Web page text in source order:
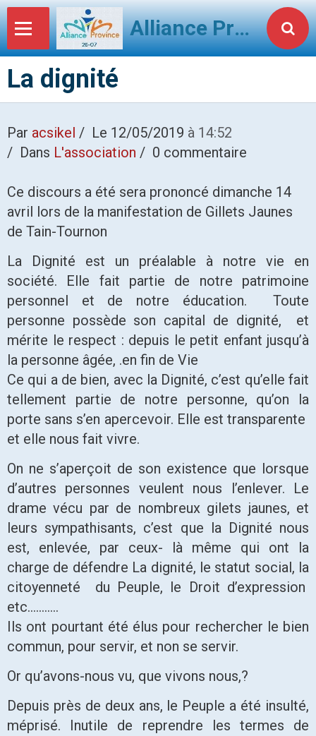
Alliance Province 2607
La dignité
Par acsikel Le 12/05/2019 à 14:52
Dans L'association 0 commentaire
Ce discours a été sera prononcé dimanche 14
avril lors de la manifestation de Gillets Jaunes
de Tain-Tournon
La Dignité est un préalable à notre vie en
société. Elle fait partie de notre patrimoine
personnel et de notre éducation. Toute
personne possède son capital de dignité, et
mérite le respect : depuis le petit enfant jusqu’à
la personne âgée, .en fin de Vie
Ce qui a de bien, avec la Dignité, c’est qu’elle fait
tellement partie de notre personne, qu’on la
porte sans s’en apercevoir. Elle est transparente
et elle nous fait vivre.
On ne s’aperçoit de son existence que lorsque
d’autres personnes veulent nous l’enlever. Le
drame vécu par de nombreux gilets jaunes, et
leurs sympathisants, c’est que la Dignité nous
est, enlevée, par ceux- là même qui ont la
charge de défendre La dignité, le statut social, la
citoyenneté du Peuple, le Droit d’expression
etc………..
Ils ont pourtant été élus pour rechercher le bien
commun, pour servir, et non se servir.
Or qu’avons-nous vu, que vivons nous,?
Depuis près de deux ans, le Peuple a été insulté,
méprisé. Inutile de reprendre les termes de